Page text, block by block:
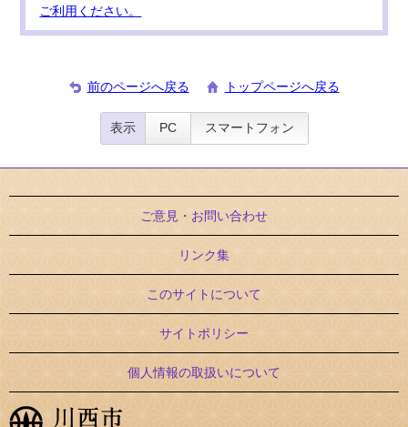
ご利用ください。
前のページへ戻る トップページへ戻る
表示 PC スマートフォン
ご意見・お問い合わせ
リンク集
このサイトについて
サイトポリシー
個人情報の取扱いについて